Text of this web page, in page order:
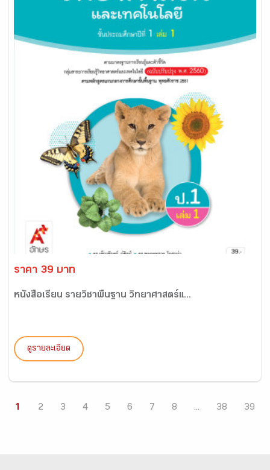
ราคา 39 บาท
หนังสือเรียน รายวิชาพื้นฐาน วิทยาศาสตร์แ...
ดูรายละเอียด
1 2 3 4 5 6 7 8 ... 38 39